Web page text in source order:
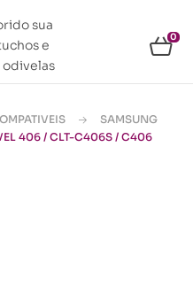
0
SAMSUNG
406 / CLT-C406S / C406